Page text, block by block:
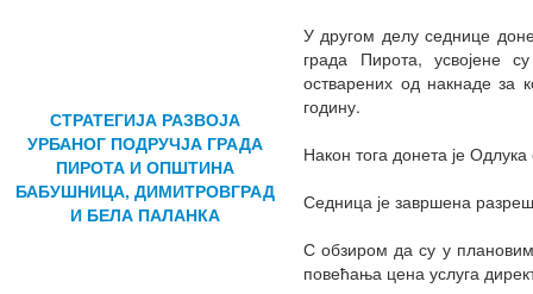
У другом делу седнице
града Пирота, усвојене
остварених од накнаде
годину.
Након тога донета је
Седница је завршена
С обзиром да су у
повећања цена услуга
СТРАТЕГИЈА РАЗВОЈА
УРБАНОГ ПОДРУЧЈА ГРАДА
ПИРОТА И ОПШТИНА
БАБУШНИЦА, ДИМИТРОВГРАД
И БЕЛА ПАЛАНКА